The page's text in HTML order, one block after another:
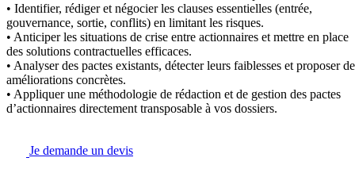
• Identifier, rédiger et négocier les clauses essentielles (entrée,
gouvernance, sortie, conflits) en limitant les risques.
• Anticiper les situations de crise entre actionnaires et mettre en place
des solutions contractuelles efficaces.
• Analyser des pactes existants, détecter leurs faiblesses et proposer
améliorations concrètes.
• Appliquer une méthodologie de rédaction et de gestion des pactes
d’actionnaires directement transposable à vos dossiers.
Je demande un devis